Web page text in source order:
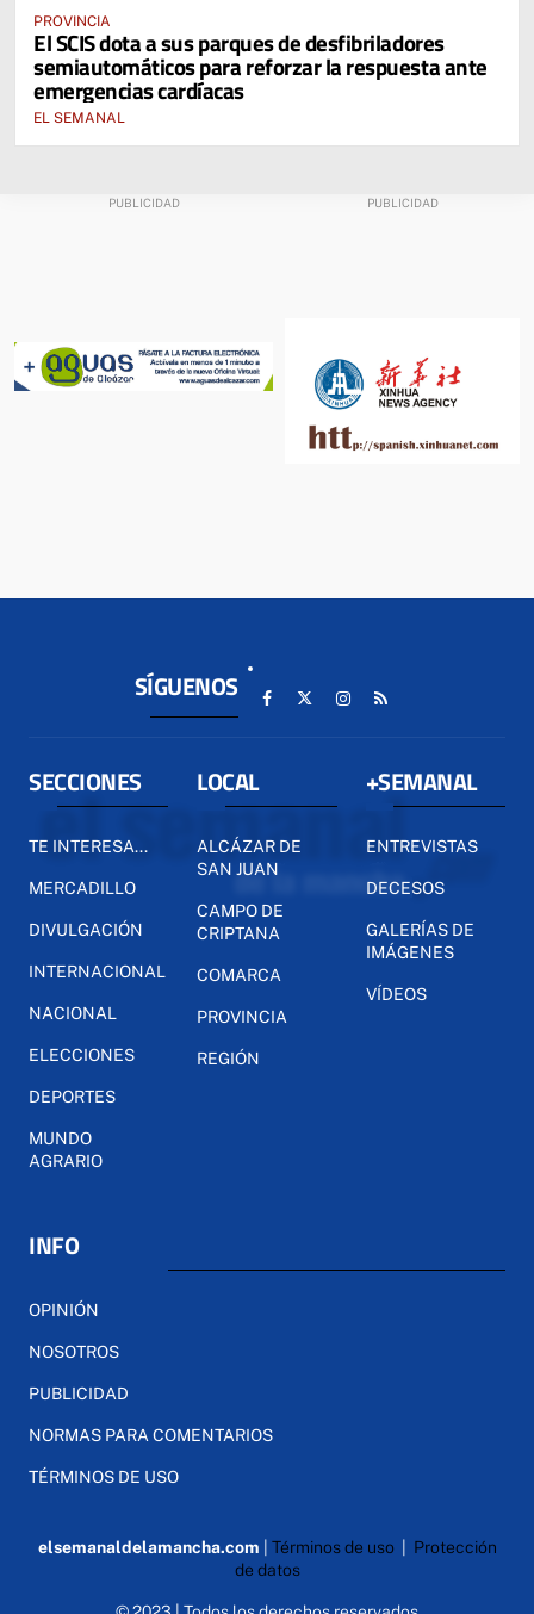
PROVINCIA
El SCIS dota a sus parques de desfibriladores
semiautomáticos para reforzar la respuesta ante
emergencias cardíacas
EL SEMANAL
SÍGUENOS
SECCIONES
TE INTERESA...
MERCADILLO
DIVULGACIÓN
INTERNACIONAL
NACIONAL
ELECCIONES
DEPORTES
MUNDO
AGRARIO
LOCAL
ALCÁZAR DE
SAN JUAN
CAMPO DE
CRIPTANA
COMARCA
PROVINCIA
REGIÓN
+SEMANAL
ENTREVISTAS
DECESOS
GALERÍAS DE
IMÁGENES
VÍDEOS
INFO
OPINIÓN
NOSOTROS
PUBLICIDAD
NORMAS PARA COMENTARIOS
TÉRMINOS DE USO
elsemanaldelamancha.com Términos de uso| Protección
de datos